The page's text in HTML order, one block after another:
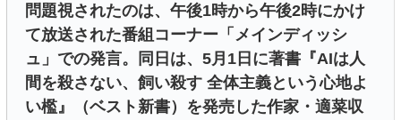
問題視されたのは、午後1時から午後2時にかけ
て放送された番組コーナー「メインディッシ
ュ」での発言。同日は、5月1日に著書『AIは人
間を殺さない、飼い殺す 全体主義という心地よ
い檻』（ベスト新書）を発売した作家・適菜収